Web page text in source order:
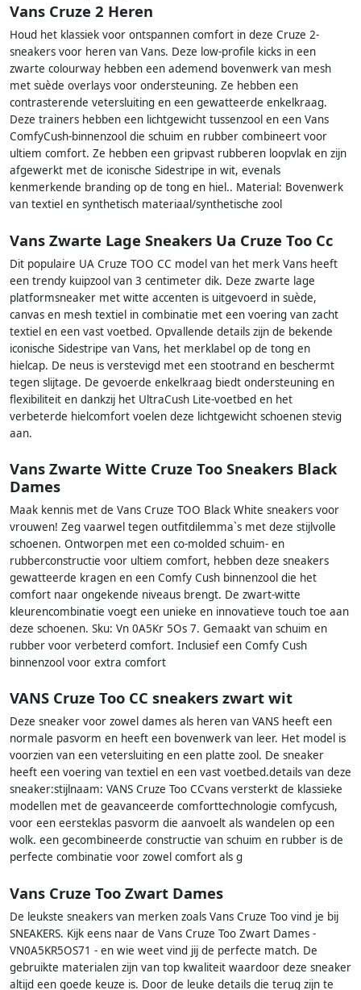
Vans Cruze 2 Heren
Houd het klassiek voor ontspannen comfort in deze Cruze 2-
sneakers voor heren van Vans. Deze low-profile kicks in een
zwarte colourway hebben een ademend bovenwerk van mesh
met suède overlays voor ondersteuning. Ze hebben een
contrasterende vetersluiting en een gewatteerde enkelkraag.
Deze trainers hebben een lichtgewicht tussenzool en een Vans
ComfyCush-binnenzool die schuim en rubber combineert voor
ultiem comfort. Ze hebben een gripvast rubberen loopvlak en zijn
afgewerkt met de iconische Sidestripe in wit, evenals
kenmerkende branding op de tong en hiel.. Material: Bovenwerk
van textiel en synthetisch materiaal/synthetische zool
Vans Zwarte Lage Sneakers Ua Cruze Too Cc
Dit populaire UA Cruze TOO CC model van het merk Vans heeft
een trendy kuipzool van 3 centimeter dik. Deze zwarte lage
platformsneaker met witte accenten is uitgevoerd in suède,
canvas en mesh textiel in combinatie met een voering van zacht
textiel en een vast voetbed. Opvallende details zijn de bekende
iconische Sidestripe van Vans, het merklabel op de tong en
hielcap. De neus is verstevigd met een stootrand en beschermt
tegen slijtage. De gevoerde enkelkraag biedt ondersteuning en
flexibiliteit en dankzij het UltraCush Lite-voetbed en het
verbeterde hielcomfort voelen deze lichtgewicht schoenen stevig
aan.
Vans Zwarte Witte Cruze Too Sneakers Black
Dames
Maak kennis met de Vans Cruze TOO Black White sneakers voor
vrouwen! Zeg vaarwel tegen outfitdilemma`s met deze stijlvolle
schoenen. Ontworpen met een co-molded schuim- en
rubberconstructie voor ultiem comfort, hebben deze sneakers
gewatteerde kragen en een Comfy Cush binnenzool die het
comfort naar ongekende niveaus brengt. De zwart-witte
kleurencombinatie voegt een unieke en innovatieve touch toe aan
deze schoenen. Sku: Vn 0A5Kr 5Os 7. Gemaakt van schuim en
rubber voor verbeterd comfort. Inclusief een Comfy Cush
binnenzool voor extra comfort
VANS Cruze Too CC sneakers zwart wit
Deze sneaker voor zowel dames als heren van VANS heeft een
normale pasvorm en heeft een bovenwerk van leer. Het model is
voorzien van een vetersluiting en een platte zool. De sneaker
heeft een voering van textiel en een vast voetbed.details van deze
sneaker:stijlnaam: VANS Cruze Too CCvans versterkt de klassieke
modellen met de geavanceerde comforttechnologie comfycush,
voor een eersteklas pasvorm die aanvoelt als wandelen op een
wolk. een gecombineerde constructie van schuim en rubber is de
perfecte combinatie voor zowel comfort als g
Vans Cruze Too Zwart Dames
De leukste sneakers van merken zoals Vans Cruze Too vind je bij
SNEAKERS. Kijk eens naar de Vans Cruze Too Zwart Dames -
VN0A5KR5OS71 - en wie weet vind jij de perfecte match. De
gebruikte materialen zijn van top kwaliteit waardoor deze sneaker
altijd een goede keuze is. Door de leuke details die terug zijn te